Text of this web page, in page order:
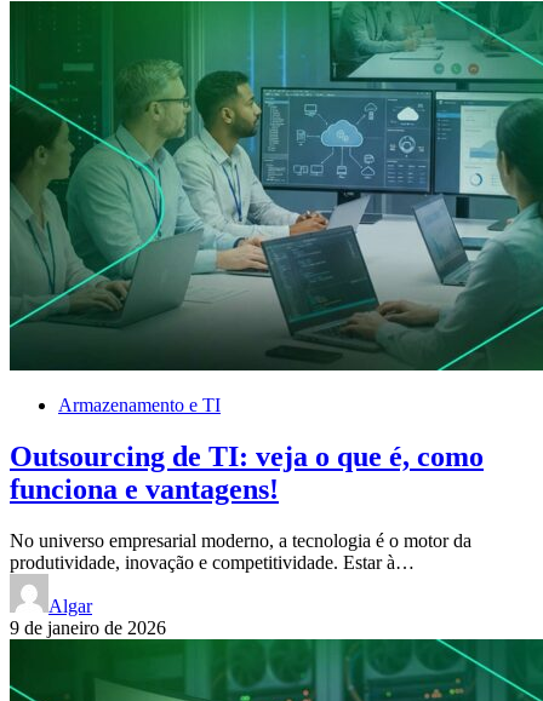
Armazenamento e TI
Outsourcing de TI: veja o que é, como
funciona e vantagens!
No universo empresarial moderno, a tecnologia é o motor da
produtividade, inovação e competitividade. Estar à…
Algar
9 de janeiro de 2026